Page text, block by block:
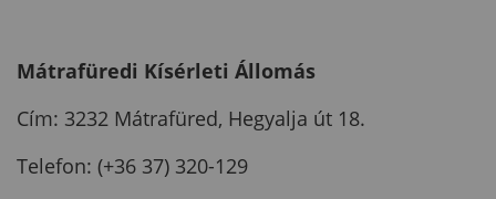
Mátrafüredi Kísérleti Állomás
Cím: 3232 Mátrafüred, Hegyalja út 18.
Telefon: (+36 37) 320-129